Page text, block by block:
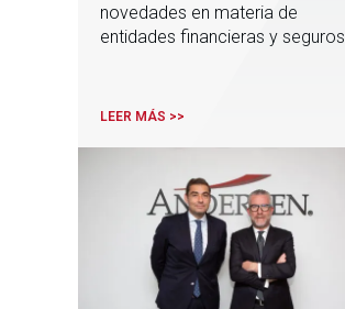
novedades en materia de
entidades financieras y seguros
LEER MÁS >>